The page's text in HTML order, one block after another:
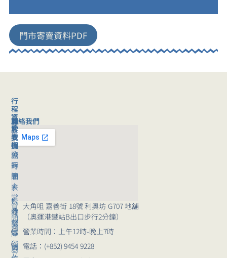
門市寄賣資料PDF
聯絡我們
大角咀 嘉善街 18號 利奧坊 G707 地舖
（奧運港鐵站B出口步行2分鐘）
營業時間：上午12時-晚上7時
電話：(+852) 9454 9228
行
程
資
訊
旅
行
團
時
間
表
旅
行
講
座
旅
旅
客
支
援
旅
行
團
｜
常
見
問
題
獨
立
關
於
我
們
公
司
簡
介
媒
體
報
導
崗